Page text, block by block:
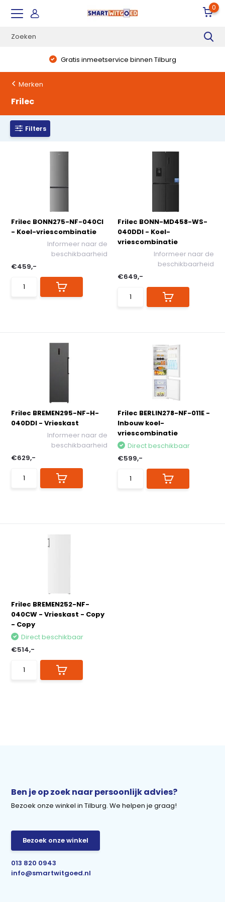
0
Gratis inmeetservice binnen Tilburg
Merken
Frilec
Filters
Frilec BONN275-NF-040CI
- Koel-vriescombinatie
Informeer naar de
beschikbaarheid
€459,-
Frilec BONN-MD458-WS-
040DDI - Koel-
vriescombinatie
Informeer naar de
beschikbaarheid
€649,-
Frilec BREMEN295-NF-H-
040DDI - Vrieskast
Informeer naar de
beschikbaarheid
€629,-
Frilec BERLIN278-NF-011E -
Inbouw koel-
vriescombinatie
Direct beschikbaar
€599,-
Frilec BREMEN252-NF-
040CW - Vrieskast - Copy
- Copy
Direct beschikbaar
€514,-
Ben je op zoek naar persoonlijk advies?
Bezoek onze winkel in Tilburg. We helpen je graag!
Bezoek onze winkel
013 820 0943
info@smartwitgoed.nl